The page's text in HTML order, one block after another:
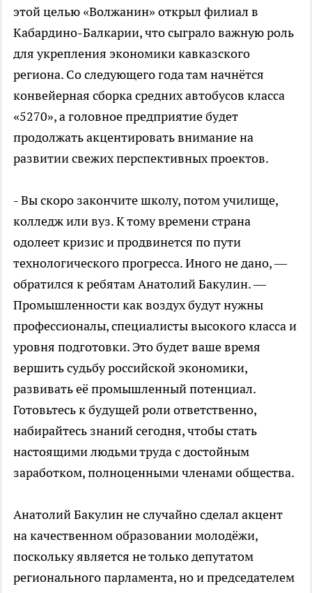
этой целью «Волжанин» открыл филиал в
Кабардино-Балкарии, что сыграло важную роль
для укрепления экономики кавказского
региона. Со следующего года там начнётся
конвейерная сборка средних автобусов класса
«5270», а головное предприятие будет
продолжать акцентировать внимание на
развитии свежих перспективных проектов.
- Вы скоро закончите школу, потом училище,
колледж или вуз. К тому времени страна
одолеет кризис и продвинется по пути
технологического прогресса. Иного не дано, —
обратился к ребятам Анатолий Бакулин. —
Промышленности как воздух будут нужны
профессионалы, специалисты высокого класса и
уровня подготовки. Это будет ваше время
вершить судьбу российской экономики,
развивать её промышленный потенциал.
Готовьтесь к будущей роли ответственно,
набирайтесь знаний сегодня, чтобы стать
настоящими людьми труда с достойным
заработком, полноценными членами общества.
Анатолий Бакулин не случайно сделал акцент
на качественном образовании молодёжи,
поскольку является не только депутатом
регионального парламента, но и председателем